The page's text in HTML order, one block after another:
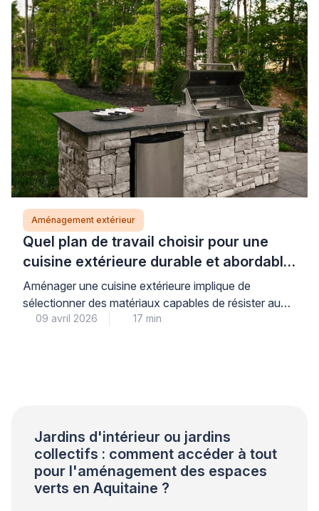
rigoureuse et le respect de techniques éprouvées.
Les professionnels qualifiés vous accompagnent
dans ces travaux pour garantir un résultat pérenne.
Installer un […]
Aménagement extérieur
Quel plan de travail choisir pour une
cuisine extérieure durable et abordable
?
Aménager une cuisine extérieure implique de
sélectionner des matériaux capables de résister aux
contraintes climatiques. Le plan de travail doit
09 avril 2026 17 min
Jardins d'intérieur ou jardins
collectifs : comment accéder à tout
pour l'aménagement des espaces
verts en Aquitaine ?